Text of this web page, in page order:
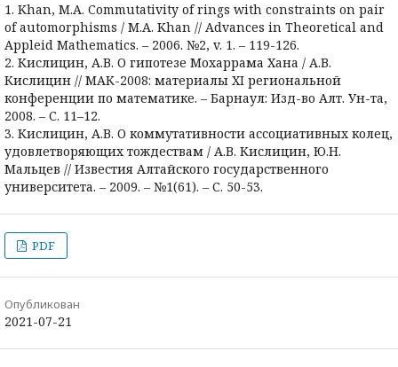
1. Khan, M.A. Commutativity of rings with constraints on pair
of automorphisms / M.A. Khan // Advances in Theoretical and
Appleid Mathematics. – 2006. №2, v. 1. – 119-126.
2. Кислицин, А.В. О гипотезе Мохаррама Хана / А.В.
Кислицин // МАК-2008: материалы XI региональной
конференции по математике. – Барнаул: Изд-во Алт. Ун-та,
2008. – С. 11–12.
3. Кислицин, А.В. О коммутативности ассоциативных колец,
удовлетворяющих тождествам / А.В. Кислицин, Ю.Н.
Мальцев // Известия Алтайского государственного
университета. – 2009. – №1(61). – С. 50-53.
PDF
Опубликован
2021-07-21